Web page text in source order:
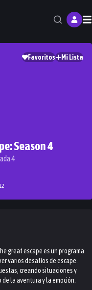
Favoritos Mi Lista
Season 4
4
great escape es un programa
varios desafíos de escape.
creando situaciones y
la aventura y la emoción.